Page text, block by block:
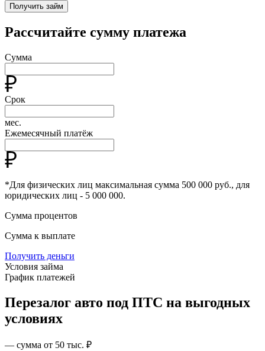
Получить займ
Рассчитайте сумму платежа
Сумма
Срок
мес.
Ежемесячный платёж
*Для физических лиц максимальная сумма 500 000 руб., для
юридических лиц - 5 000 000.
Сумма процентов
Сумма к выплате
Получить деньги
Условия займа
График платежей
Перезалог авто под ПТС на выгодных
условиях
— сумма от 50 тыс. ₽